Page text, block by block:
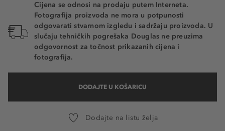
Cijena se odnosi na prodaju putem Interneta.
Fotografija proizvoda ne mora u potpunosti
odgovarati stvarnom izgledu i sadržaju proizvoda. U
slučaju tehničkih pogrešaka Douglas ne preuzima
odgovornost za točnost prikazanih cijena i
fotografija.
DODAJTE U KOŠARICU
Dodajte na listu želja